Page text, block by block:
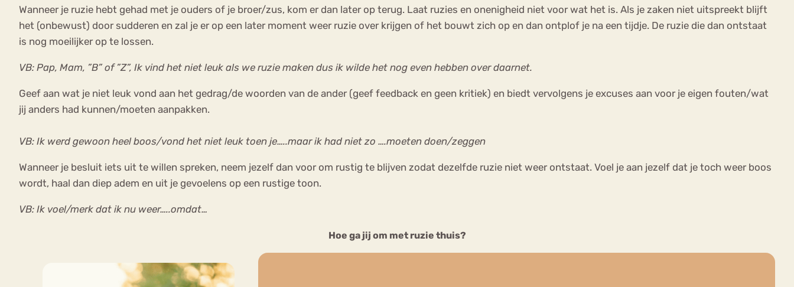
Wanneer je ruzie hebt gehad met je ouders of je broer/zus, kom er dan later op terug. Laat ruzies en onenigheid niet voor wat het is. Als je zaken niet uitspreekt blijft
het (onbewust) door sudderen en zal je er op een later moment weer ruzie over krijgen of het bouwt zich op en dan ontplof je na een tijdje. De ruzie die dan ontstaat
is nog moeilijker op te lossen.
VB: Pap, Mam, ”B” of ”Z”, Ik vind het niet leuk als we ruzie maken dus ik wilde het nog even hebben over daarnet.
Geef aan wat je niet leuk vond aan het gedrag/de woorden van de ander (geef feedback en geen kritiek) en biedt vervolgens je excuses aan voor je eigen fouten/wat
jij anders had kunnen/moeten aanpakken.
VB: Ik werd gewoon heel boos/vond het niet leuk toen je…..maar ik had niet zo ….moeten doen/zeggen
Wanneer je besluit iets uit te willen spreken, neem jezelf dan voor om rustig te blijven zodat dezelfde ruzie niet weer ontstaat. Voel je aan jezelf dat je toch weer boos
wordt, haal dan diep adem en uit je gevoelens op een rustige toon.
VB: Ik voel/merk dat ik nu weer…..omdat…
Hoe ga jij om met ruzie thuis?